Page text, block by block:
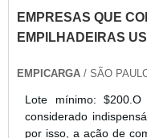
EMPRESAS QUE
EMPILHADEIRAS
EMPICARGA / SÃO
Lote mínimo:
considerado
por isso, a ação de